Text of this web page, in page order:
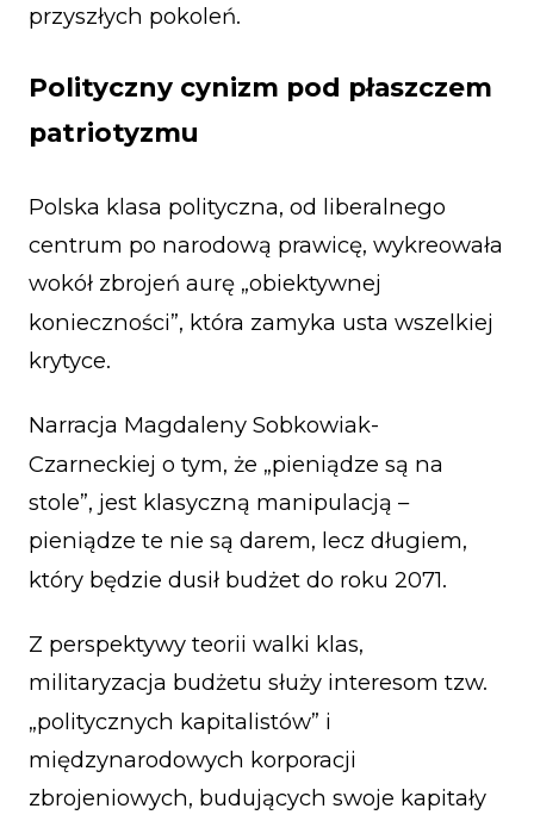
przyszłych pokoleń.
Polityczny cynizm pod płaszczem
patriotyzmu
Polska klasa polityczna, od liberalnego
centrum po narodową prawicę, wykreowała
wokół zbrojeń aurę „obiektywnej
konieczności”, która zamyka usta wszelkiej
krytyce.
Narracja Magdaleny Sobkowiak-
Czarneckiej o tym, że „pieniądze są na
stole”, jest klasyczną manipulacją –
pieniądze te nie są darem, lecz długiem,
który będzie dusił budżet do roku 2071.
Z perspektywy teorii walki klas,
militaryzacja budżetu służy interesom tzw.
„politycznych kapitalistów” i
międzynarodowych korporacji
zbrojeniowych, budujących swoje kapitały